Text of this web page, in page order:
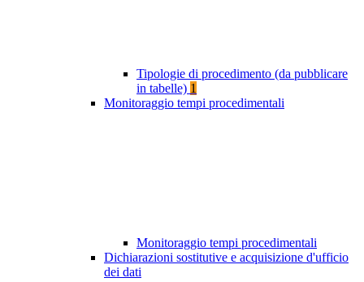
Tipologie di procedimento (da pubblicare
in tabelle) 1
Monitoraggio tempi procedimentali
Monitoraggio tempi procedimentali
Dichiarazioni sostitutive e acquisizione d'ufficio
dei dati